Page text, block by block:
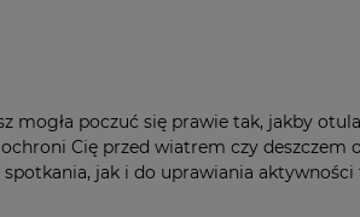
mogła poczuć się prawie tak, jakby
Cię przed wiatrem czy deszczem
jak i do uprawiania